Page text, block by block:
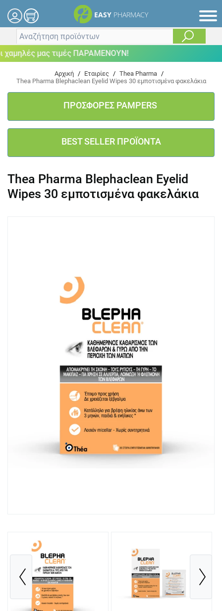
EASY PHARMACY
μας τιμές ΠΑΡΑΜΕΝΟΥΝ!
Αρχική / Εταιρίες / Thea Pharma /
Thea Pharma Blephaclean Eyelid Wipes 30 εμποτισμένα φακελάκια
ΠΡΟΣΦΟΡΕΣ PAMPERS
BEST SELLER ΠΡΟΪΟΝΤΑ
Thea Pharma Blephaclean Eyelid
Wipes 30 εμποτισμένα φακελάκια